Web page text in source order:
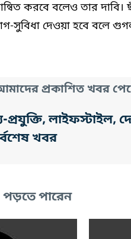
করবে বলেও তার
সুবিধা দেওয়া হবে বলে
প্রকাশিত খবর
প্রযুক্তি, লাইফস্টাইল,
খবর
পারেন